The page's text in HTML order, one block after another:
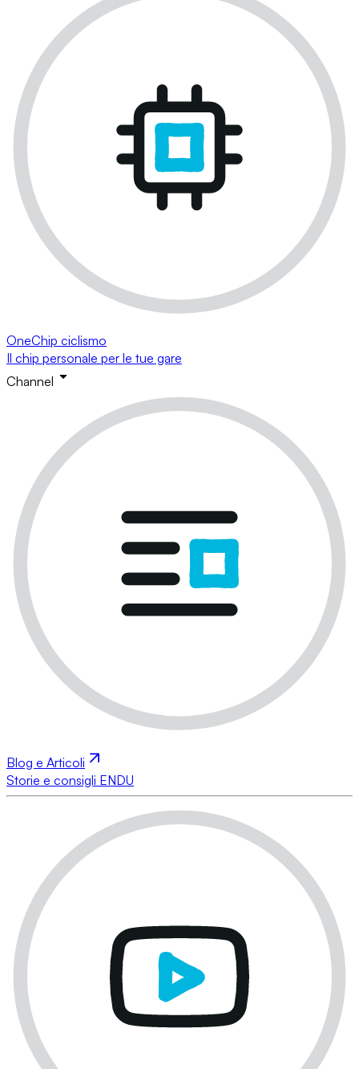
OneChip ciclismo
Il chip personale per le tue gare
Channel
Blog e Articoli
Storie e consigli ENDU